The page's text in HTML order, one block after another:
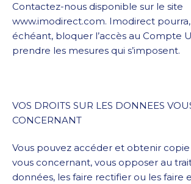
Contactez-nous disponible sur le site
www.imodirect.com. Imodirect
échéant, bloquer l’accès au Compte
prendre les mesures qui s’imposent.
VOS DROITS SUR LES DONNEES
CONCERNANT
Vous pouvez accéder et obtenir
vous concernant, vous opposer au
données, les faire rectifier ou les faire